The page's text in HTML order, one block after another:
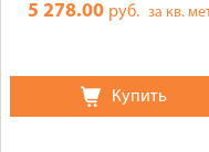
5 278.00 руб. за кв.
Купить